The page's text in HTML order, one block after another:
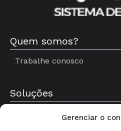
Gerenciar o
Quem somos?
Trabalhe conosco
Soluções